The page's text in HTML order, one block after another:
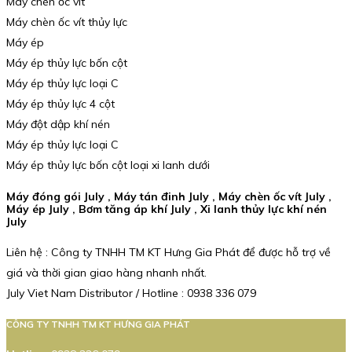
Máy chèn ốc vít thủy lực
Máy ép
Máy ép thủy lực bốn cột
Máy ép thủy lực loại C
Máy ép thủy lực 4 cột
Máy đột dập khí nén
Máy ép thủy lực loại C
Máy ép thủy lực bốn cột loại xi lanh dưới
Máy đóng gói July , Máy tán đinh July , Máy chèn ốc vít July ,
Máy ép July , Bơm tăng áp khí July , Xi lanh thủy lực khí nén
July
Liên hệ : Công ty TNHH TM KT Hưng Gia Phát để được hỗ trợ về
giá và thời gian giao hàng nhanh nhất.
July Viet Nam Distributor / Hotline : 0938 336 079
CÔNG TY TNHH TM KT HƯNG GIA PHÁT